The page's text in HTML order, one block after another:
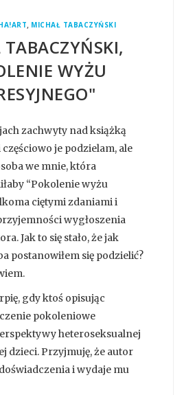
, MICHAŁ TABACZYŃSKI
WYŻU
zachwyty nad książką
je podzielam, ale
we mnie, która
“Pokolenie wyżu
ciętymi zdaniami i
wygłoszenia
Jak to się stało, że jak
postanowiłem się podzielić?
gdy ktoś opisując
pokoleniowe
heteroseksualnej
dzieci. Przyjmuję, że autor
i wydaje mu